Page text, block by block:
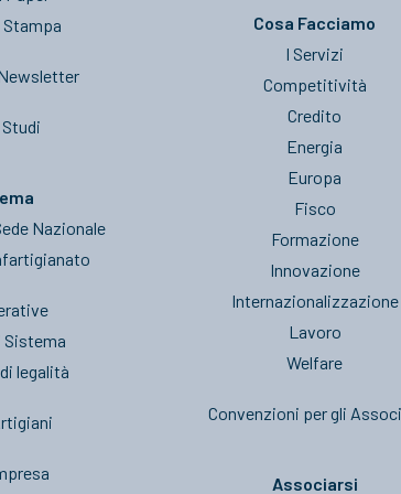
Stampa
Nazionale
legalità
Cosa Facciamo
I Servizi
Competitività
Credito
Energia
Europa
Fisco
Formazione
Innovazione
Internazionalizzazione
Lavoro
Welfare
Convenzioni per gli
Associarsi